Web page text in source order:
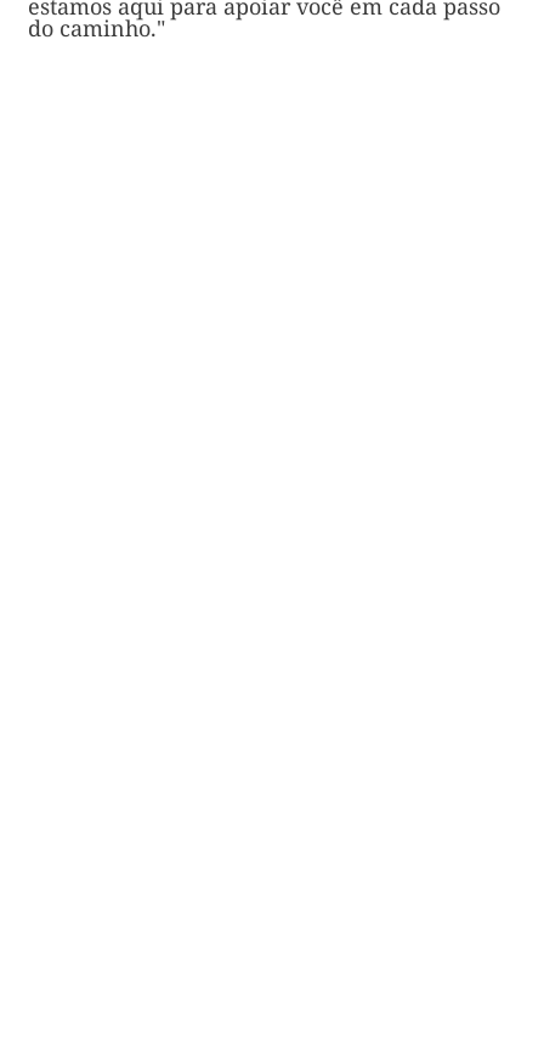
estamos aqui para apoiar você em cada passo
do caminho."